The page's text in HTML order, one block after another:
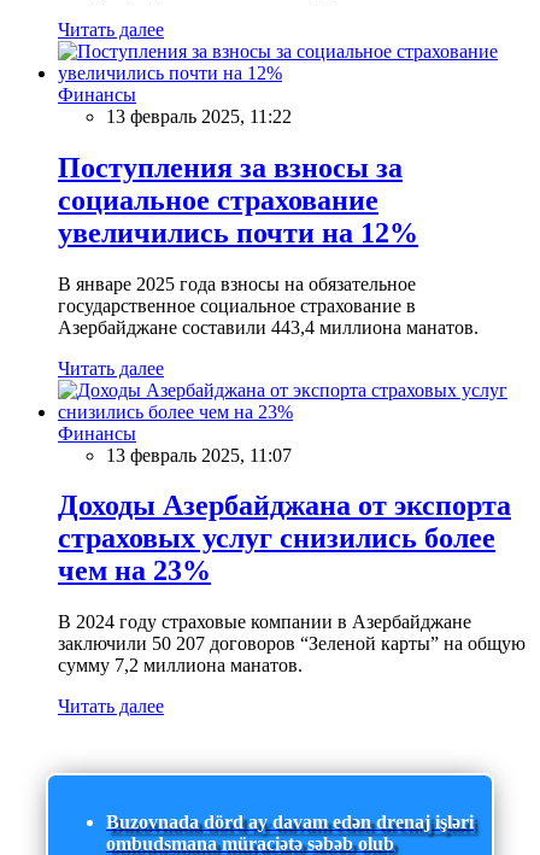
Читать далее
Финансы
13 февраль 2025, 11:22
Поступления за взносы за
социальное страхование
увеличились почти на 12%
В январе 2025 года взносы на обязательное
государственное социальное страхование в
Азербайджане составили 443,4 миллиона манатов.
Читать далее
Финансы
13 февраль 2025, 11:07
Доходы Азербайджана от экспорта
страховых услуг снизились более
чем на 23%
В 2024 году страховые компании в Азербайджане
заключили 50 207 договоров “Зеленой карты” на общую
сумму 7,2 миллиона манатов.
Читать далее
Buzovnada dörd ay davam edən drenaj işləri
ombudsmana müraciətə səbəb olub